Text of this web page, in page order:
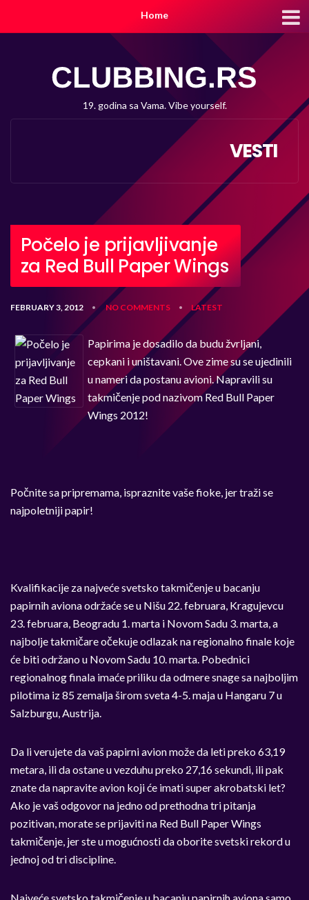
Home
19. godina sa Vama. Vibe yourself.
VESTI
Počelo je prijavljivanje
za Red Bull Paper Wings
FEBRUARY 3, 2012 • NO COMMENTS • LATEST
Papirima je dosadilo da budu žvrljani,
cepkani i uništavani. Ove zime su se ujedinili
u nameri da postanu avioni. Napravili su
takmičenje pod nazivom Red Bull Paper
Wings 2012!
Počnite sa pripremama, ispraznite vaše fioke, jer traži se
najpoletniji papir!
Kvalifikacije za najveće svetsko takmičenje u bacanju
papirnih aviona održaće se u Nišu 22. februara, Kragujevcu
23. februara, Beogradu 1. marta i Novom Sadu 3. marta, a
najbolje takmičare očekuje odlazak na regionalno finale koje
će biti održano u Novom Sadu 10. marta. Pobednici
regionalnog finala imaće priliku da odmere snage sa najboljim
pilotima iz 85 zemalja širom sveta 4-5. maja u Hangaru 7 u
Salzburgu, Austrija.
Da li verujete da vaš papirni avion može da leti preko 63,19
metara, ili da ostane u vezduhu preko 27,16 sekundi, ili pak
znate da napravite avion koji će imati super akrobatski let?
Ako je vaš odgovor na jedno od prethodna tri pitanja
pozitivan, morate se prijaviti na Red Bull Paper Wings
takmičenje, jer ste u mogućnosti da oborite svetski rekord u
jednoj od tri discipline.